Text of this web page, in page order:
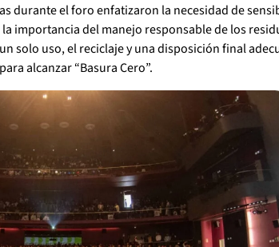
durante el foro enfatizaron la necesidad de
importancia del manejo responsable de los
solo uso, el reciclaje y una disposición final
alcanzar “Basura Cero”.